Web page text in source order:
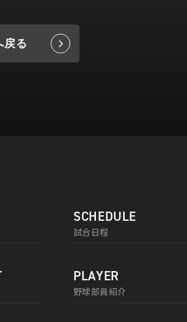
戻る
SCHEDULE
試合日程
PLAYER
野球部員紹介